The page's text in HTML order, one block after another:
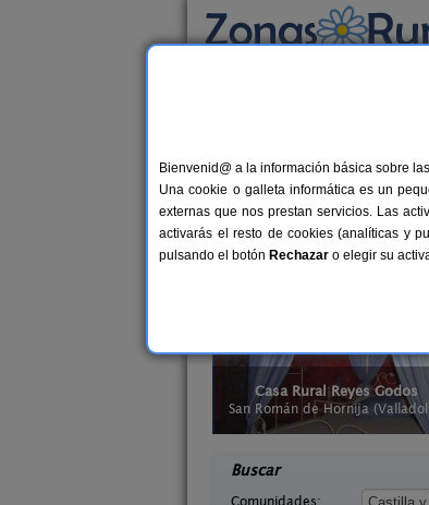
Casas rurales
Aléjate de la la polución y
todos los niveles.
excursión por el entorno. El
12 pers.
desde30 €
San Román de Hornija (Valladolid)
Buscar
Comunidades:
Bienvenid@ a la información básica sobre
Una cookie o galleta informática es un
externas que nos prestan servicios. Las
activarás el resto de cookies (analíticas y
pulsando el botón Rechazar o elegir su